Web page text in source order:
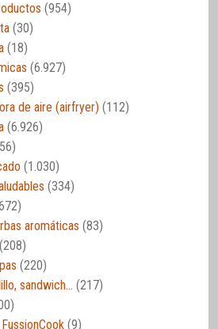
(954)
(30)
(18)
(6.927)
(395)
de aire (airfryer) (112)
(6.926)
(1.030)
(334)
aromáticas (83)
(208)
(220)
sandwich… (217)
(9)